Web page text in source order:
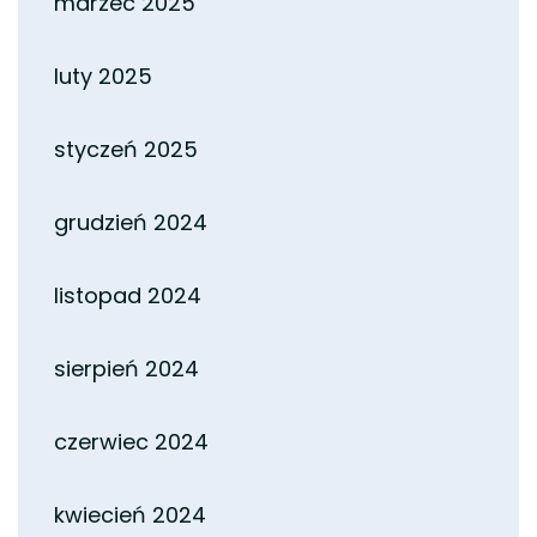
luty 2025
styczeń 2025
grudzień 2024
listopad 2024
sierpień 2024
czerwiec 2024
kwiecień 2024